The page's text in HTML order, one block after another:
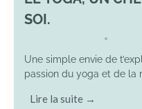
SOI.
•
Une simple envie de
passion du yoga et de la
Lire la suite →